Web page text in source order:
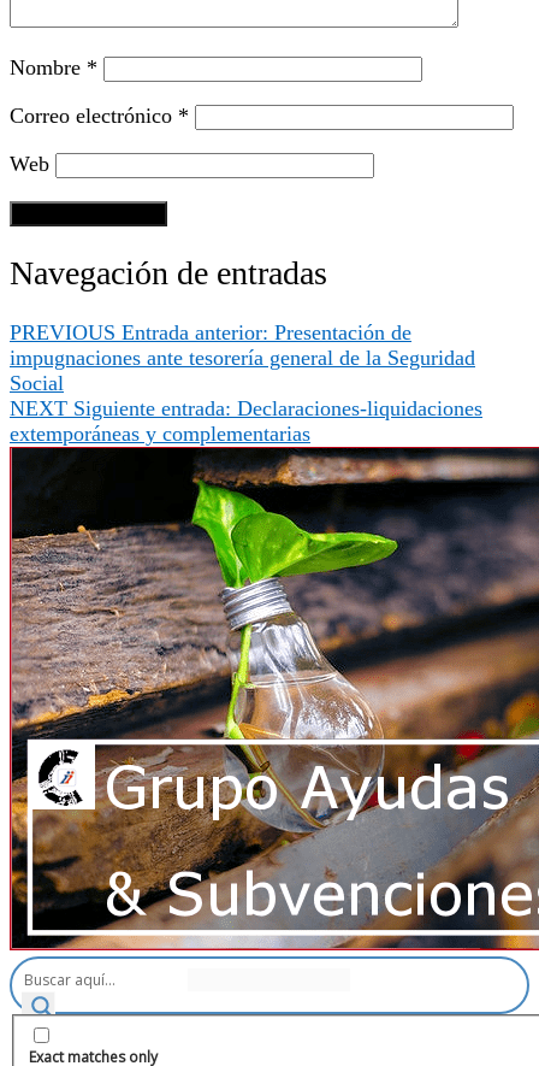
Nombre *
Correo electrónico *
Web
Navegación de entradas
PREVIOUS Entrada anterior: Presentación de
impugnaciones ante tesorería general de la Seguridad
Social
NEXT Siguiente entrada: Declaraciones-liquidaciones
extemporáneas y complementarias
Exact matches only